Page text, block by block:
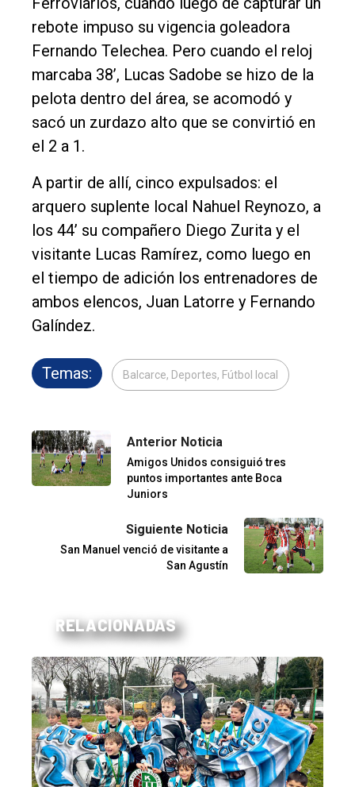
rebote impuso su vigencia goleadora
Fernando Telechea. Pero cuando el reloj
marcaba 38’, Lucas Sadobe se hizo de la
pelota dentro del área, se acomodó y
sacó un zurdazo alto que se convirtió en
el 2 a 1.
A partir de allí, cinco expulsados: el
arquero suplente local Nahuel Reynozo, a
los 44’ su compañero Diego Zurita y el
visitante Lucas Ramírez, como luego en
el tiempo de adición los entrenadores de
ambos elencos, Juan Latorre y Fernando
Galíndez.
Temas: Balcarce, Deportes, Fútbol local
Anterior Noticia
Amigos Unidos consiguió tres
puntos importantes ante Boca
Juniors
Siguiente Noticia
San Manuel venció de visitante a
San Agustín
RELACIONADAS